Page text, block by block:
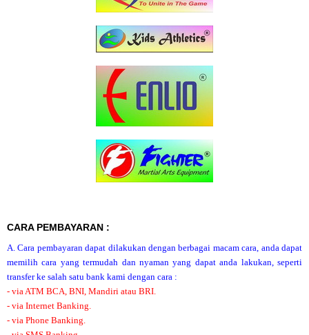
CARA PEMBAYARAN :
A. Cara pembayaran dapat dilakukan dengan berbagai macam cara, anda dapat
memilih cara yang termudah dan nyaman yang dapat anda lakukan, seperti
transfer ke salah satu bank kami dengan cara :
- via ATM BCA, BNI, Mandiri atau BRI.
- via Internet Banking.
- via Phone Banking.